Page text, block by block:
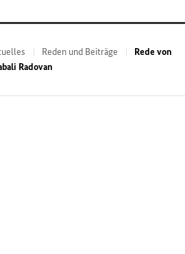
Reden und Beiträge
Rede von
Radovan
Link Externer Link
Link
Externer Link
Seite, Externer Link